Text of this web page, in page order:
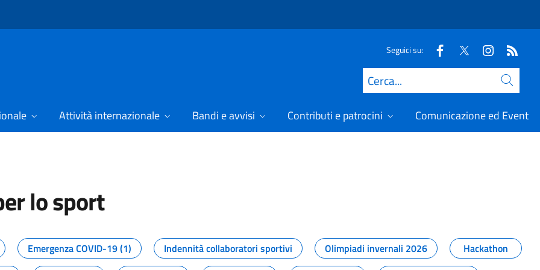
Seguici su:
Cerca
Attività internazionale Bandi e avvisi Contributi e patrocini Comunicazione ed Eventi
lo sport
dal Dipartimento per lo sport
Emergenza COVID-19 (1) Indennità collaboratori sportivi Olimpiadi invernali 2026
Hackathon